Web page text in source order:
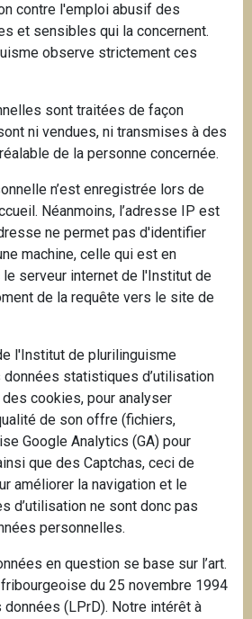
contre l'emploi abusif des
et sensibles qui la concernent.
observe strictement ces
sont traitées de façon
ni vendues, ni transmises à des
de la personne concernée.
n’est enregistrée lors de
Néanmoins, l’adresse IP est
ne permet pas d'identifier
machine, celle qui est en
le serveur internet de l'Institut de
de la requête vers le site de
l'Institut de plurilinguisme
données statistiques d’utilisation
cookies, pour analyser
de son offre (fichiers,
Google Analytics (GA) pour
que des Captchas, ceci de
améliorer la navigation et le
d’utilisation ne sont donc pas
personnelles.
en question se base sur l’art.
du 25 novembre 1994
(LPrD). Notre intérêt à